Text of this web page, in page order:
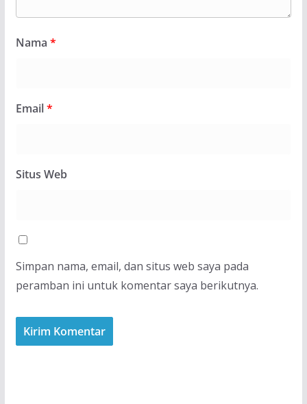
Nama *
Email*
Situs Web
Simpan nama, email, dan situs web saya pada
peramban ini untuk komentar saya berikutnya.